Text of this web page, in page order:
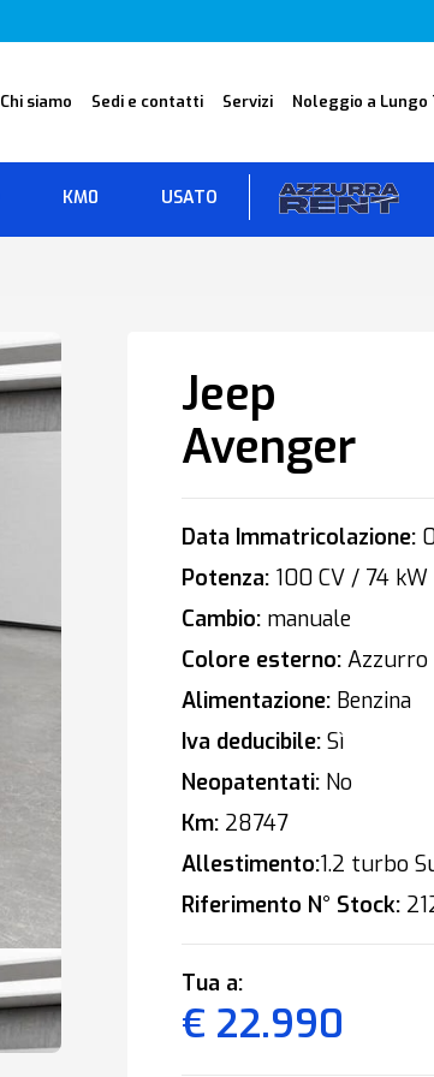
Chi siamo Sedi e contatti Servizi Noleggio a Lungo
KM0 USATO
Jeep
Avenger
Data Immatricolazione:
Potenza:100 CV / 74 kW
Cambio:manuale
Colore esterno:Azzurro
Alimentazione:Benzina
Iva deducibile:Sì
Neopatentati:No
Km:28747
Allestimento:1.2 turbo
Riferimento N° Stock:
Tua a:
€ 22.990